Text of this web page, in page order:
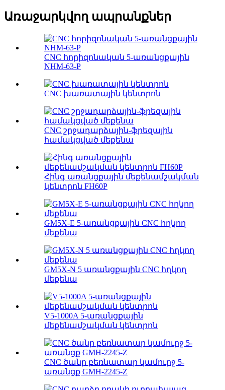
Առաջարկվող ապրանքներ
CNC հորիզոնական 5-առանցքային
NHM-63-P
CNC խառատային կենտրոն
CNC շրջադարձային-ֆրեզային
համակցված մեքենա
Հինգ առանցքային մեքենամշակման
կենտրոն FH60P
GM5X-E 5-առանցքային CNC հղկող
մեքենա
GM5X-N 5 առանցքային CNC հղկող
մեքենա
V5-1000A 5-առանցքային
մեքենամշակման կենտրոն
CNC ծանր բեռնատար կամուրջ 5-
առանցք GMH-2245-Z